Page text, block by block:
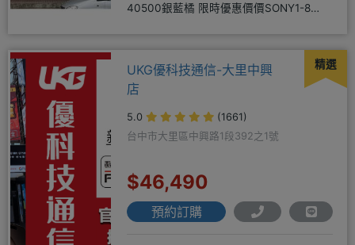
40500銀藍橘 限時優惠價價SONY1-8
精選
UKG優科技通信-大里中興
店
5.0
(1661)
台中市大里區中興路1段392之1號
$46,490
預約訂購